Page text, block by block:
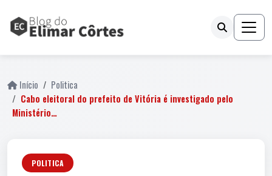
Início
Politica
Cabo eleitoral do prefeito de Vitória é investigado pelo
Ministério…
POLITICA